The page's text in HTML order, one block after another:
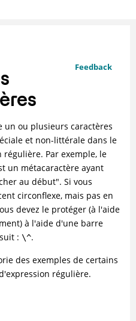
Feedback
un ou plusieurs caractères
et non-littérale dans le
Par exemple, le
un métacaractère ayant
au début". Si vous
circonflexe, mais pas en
devez le protéger (à l'aide
à l'aide d'une barre
: \^.
des exemples de certains
régulière.